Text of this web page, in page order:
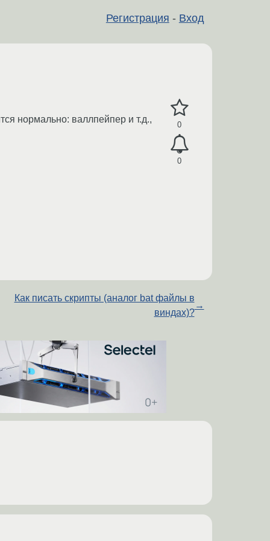
Регистрация - Вход
0
0
нормально: валлпейпер и т.д.,
Как писать скрипты (аналог bat файлы в
виндах)?
→